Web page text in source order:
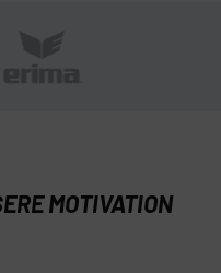
MOTIVATION